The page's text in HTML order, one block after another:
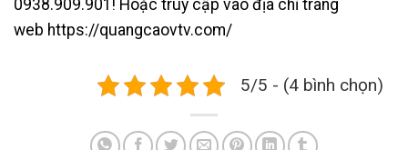
0938.909.901! Hoặc truy cập vào địa chỉ trang
web https://quangcaovtv.com/
5/5 - (4 bình chọn)